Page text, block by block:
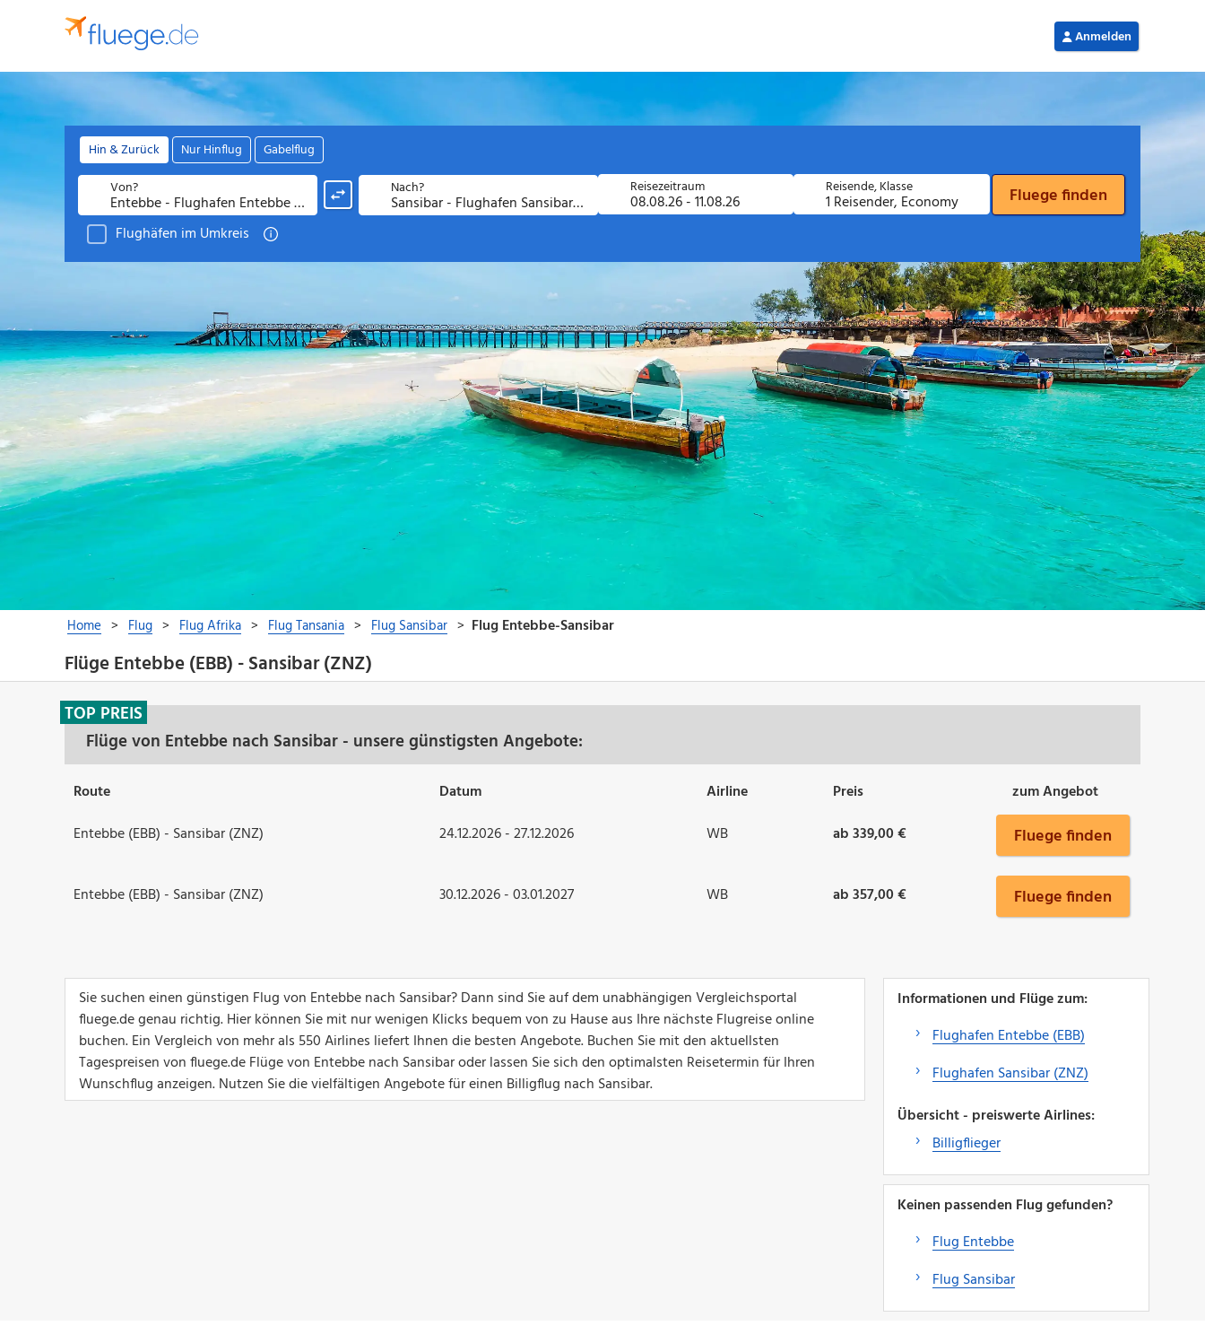
Flüge Entebbe (EBB) - Sansibar (ZNZ)
Flüge von Entebbe nach Sansibar - unsere günstigsten Angebote:
TOP PREIS
Route Datum Airline Preis
zum Angebot
Entebbe (EBB) - Sansibar (ZNZ)
24.12.2026 - 27.12.2026 WB ab 339,00 € Fluege finden
Entebbe (EBB) - Sansibar (ZNZ) 30.12.2026 - 03.01.2027 WB ab 357,00 € Fluege finden
Sie suchen einen günstigen Flug von Entebbe nach Sansibar? Dann sind Sie auf dem unabhängigen Vergleichsportal
fluege.de genau richtig. Hier können Sie mit nur wenigen Klicks bequem von zu Hause aus Ihre nächste Flugreise online
buchen. Ein Vergleich von mehr als 550 Airlines liefert Ihnen die besten Angebote. Buchen Sie mit den aktuellsten
Tagespreisen von fluege.de Flüge von Entebbe nach Sansibar oder lassen Sie sich den optimalsten Reisetermin für Ihren
Wunschflug anzeigen. Nutzen Sie die vielfältigen Angebote für einen Billigflug nach Sansibar.
Informationen und Flüge zum:
Flughafen Entebbe (EBB)
Flughafen Sansibar (ZNZ)
Übersicht - preiswerte Airlines:
Billigflieger
Keinen passenden Flug gefunden?
Flug Entebbe
Flug Sansibar